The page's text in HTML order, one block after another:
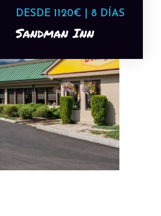
DESDE 1120€ | 8 DÍAS
Sandman Inn